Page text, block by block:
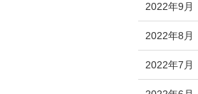
2022年9月
2022年8月
2022年7月